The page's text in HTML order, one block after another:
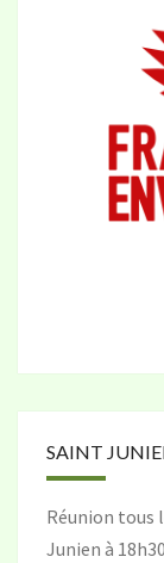
SAINT
Réunion tous
Junien à